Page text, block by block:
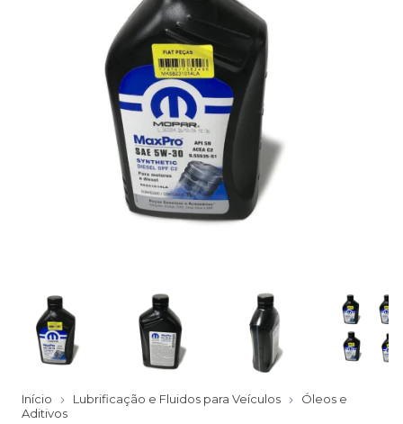
Início Lubrificação e Fluidos para Veículos
Óleos e
Aditivos